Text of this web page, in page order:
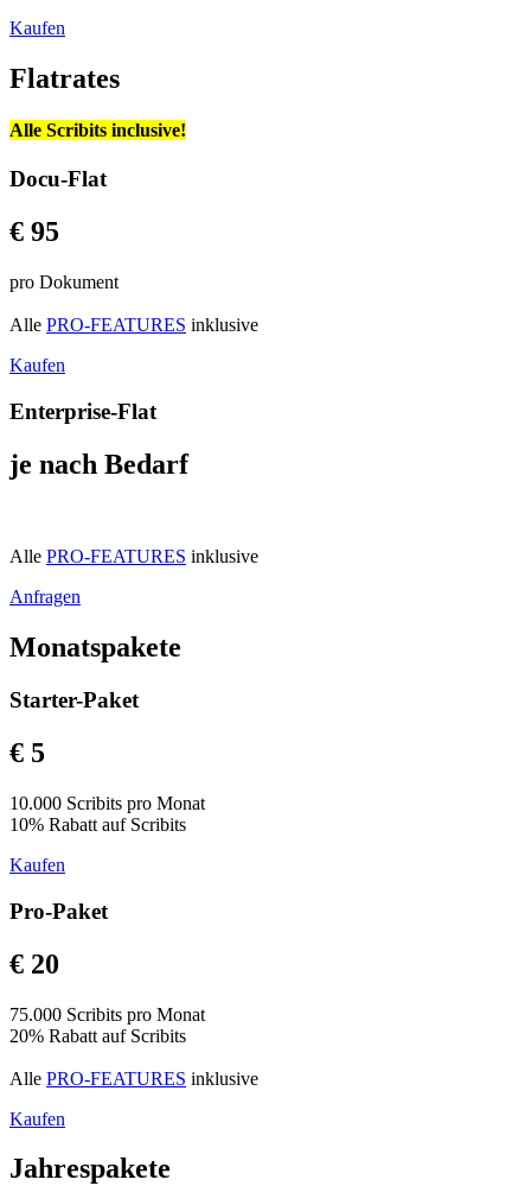
Kaufen
Flatrates
Alle Scribits inclusive!
Docu-Flat
€ 95
pro Dokument
Alle PRO-FEATURES inklusive
Kaufen
Enterprise-Flat
je nach Bedarf
Alle PRO-FEATURES inklusive
Anfragen
Monatspakete
Starter-Paket
€ 5
10.000 Scribits pro Monat
10% Rabatt auf Scribits
Kaufen
Pro-Paket
€ 20
75.000 Scribits pro Monat
20% Rabatt auf Scribits
Alle PRO-FEATURES inklusive
Kaufen
Jahrespakete